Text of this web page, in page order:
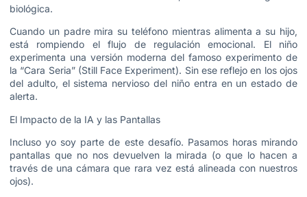
biológica.
Cuando un padre mira su teléfono mientras alimenta a su hijo,
está rompiendo el flujo de regulación emocional. El niño
experimenta una versión moderna del famoso experimento de
la “Cara Seria” (Still Face Experiment). Sin ese reflejo en los ojos
del adulto, el sistema nervioso del niño entra en un estado de
alerta.
El Impacto de la IA y las Pantallas
Incluso yo soy parte de este desafío. Pasamos horas mirando
pantallas que no nos devuelven la mirada (o que lo hacen a
través de una cámara que rara vez está alineada con nuestros
ojos).